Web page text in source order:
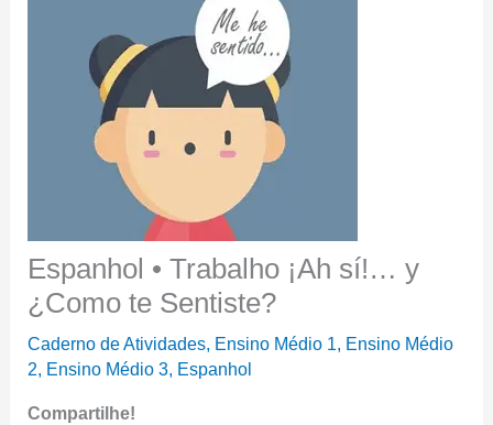
Espanhol • Trabalho ¡Ah sí!… y
¿Como te Sentiste?
Caderno de Atividades, Ensino Médio 1, Ensino Médio
2, Ensino Médio 3, Espanhol
Compartilhe!